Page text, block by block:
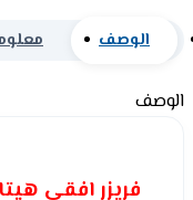
الوصف
الوصف